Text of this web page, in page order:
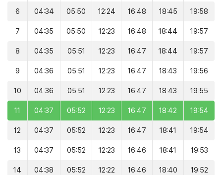
6 04:34 05:50 12:24 16:48 18:45 19:58
7 04:35 05:50 12:23 16:48 18:44 19:57
8 04:35 05:51 12:23 16:47 18:44 19:57
9 04:36 05:51 12:23 16:47 18:43 19:56
10 04:36 05:51 12:23 16:47 18:43 19:55
11 04:37 05:52 12:23 16:47 18:42 19:54
12 04:37 05:52 12:23 16:47 18:41 19:54
13 04:37 05:52 12:23 16:46 18:41 19:53
14 04:38 05:52 12:22 16:46 18:40 19:52